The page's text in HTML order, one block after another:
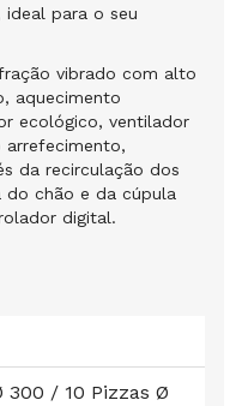
ideal para o seu
vibrado com alto
aquecimento
ecológico, ventilador
da recirculação dos
chão e da cúpula
digital.
300 / 10 Pizzas Ø